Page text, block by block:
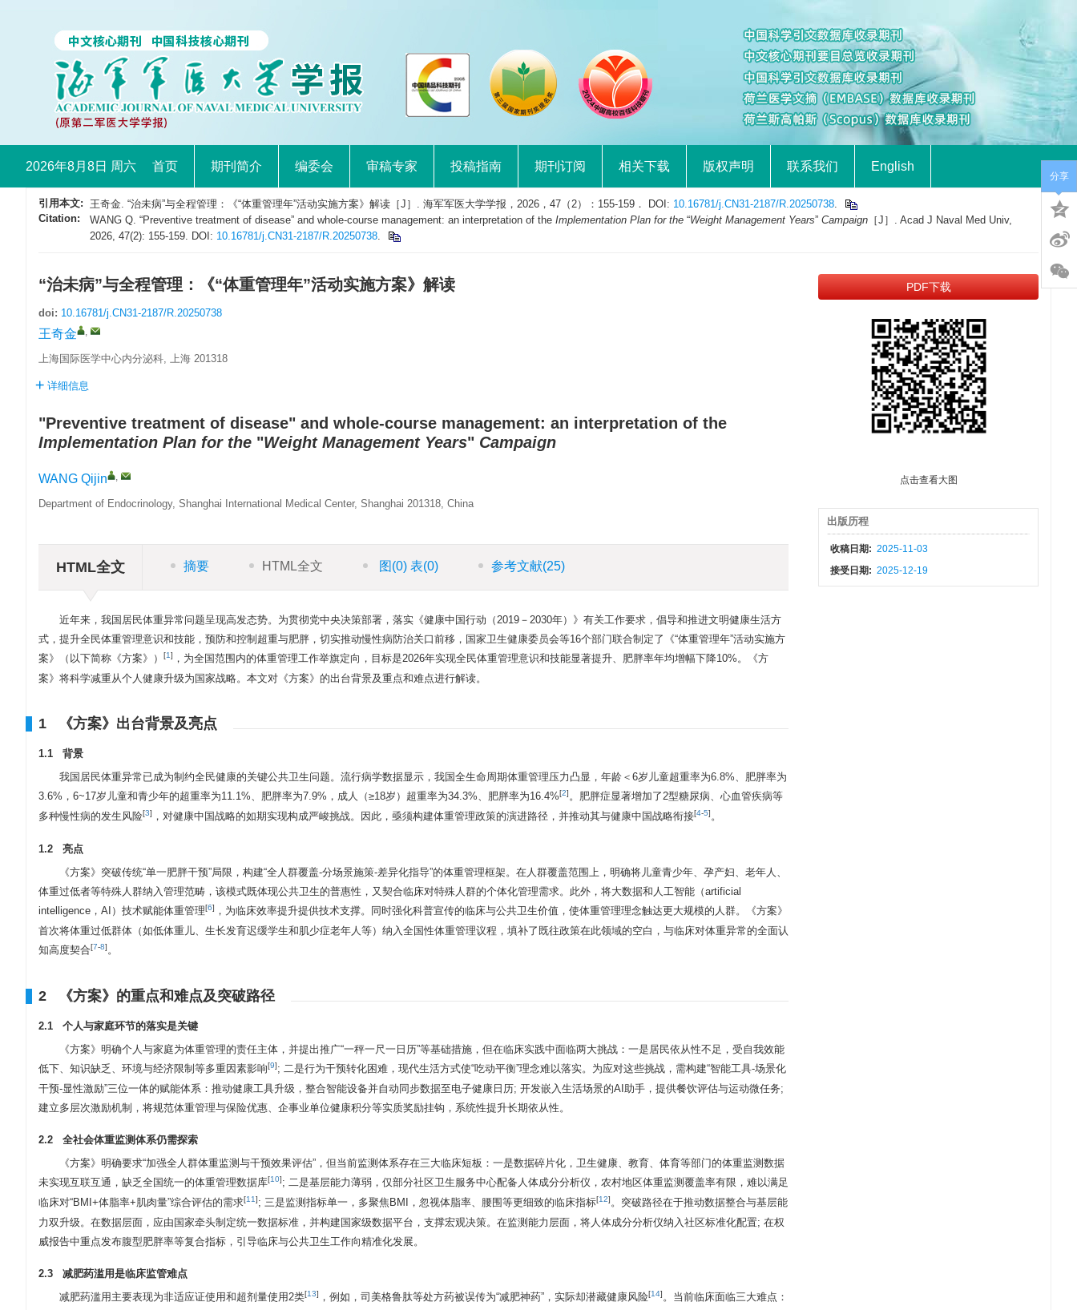
2026年8月8日 周六 首页 期刊简介 编委会 审稿专家 投稿指南 期刊订阅 相关下载 版权声明 联系我们 English
引用本文: 王奇金. “治未病”与全程管理：《“体重管理年”活动实施方案》解读［J］. 海军军医大学学报，2026，47（2）：155-159． DOI: 10.16781/j.CN31-2187/R.20250738.
Citation:
WANG Q. “Preventive treatment of disease” and whole-course management: an interpretation of the Implementation Plan for the “Weight Management Years” Campaign ［J］. Acad J Naval Med Univ,
2026, 47(2): 155-159. DOI: 10.16781/j.CN31-2187/R.20250738.
“治未病”与全程管理：《“体重管理年”活动实施方案》解读
doi: 10.16781/j.CN31-2187/R.20250738
王奇金 ,
上海国际医学中心内分泌科, 上海 201318
详细信息
"Preventive treatment of disease" and whole-course management: an interpretation of the
Implementation Plan for the "Weight Management Years" Campaign
WANG Qijin ,
Department of Endocrinology, Shanghai International Medical Center, Shanghai 201318, China
HTML全文 摘要 HTML全文 图 (0) 表(0) 参考文献(25)
近年来，我国居民体重异常问题呈现高发态势。为贯彻党中央决策部署，落实《健康中国行动（2019－2030年）》有关工作要求，倡导和推进文明健康生活方
式，提升全民体重管理意识和技能，预防和控制超重与肥胖，切实推动慢性病防治关口前移，国家卫生健康委员会等16个部门联合制定了《“体重管理年”活动实施方
案》（以下简称《方案》）
[1] ，为全国范围内的体重管理工作举旗定向，目标是2026年实现全民体重管理意识和技能显著提升、肥胖率年均增幅下降10%。《方
案》将科学减重从个人健康升级为国家战略。本文对《方案》的出台背景及重点和难点进行解读。
1 《方案》出台背景及亮点
1.1 背景
我国居民体重异常已成为制约全民健康的关键公共卫生问题。流行病学数据显示，我国全生命周期体重管理压力凸显，年龄＜6岁儿童超重率为6.8%、肥胖率为
3.6%，6~17岁儿童和青少年的超重率为11.1%、肥胖率为7.9%，成人（≥18岁）超重率为34.3%、肥胖率为16.4%[2]。肥胖症显著增加了2型糖尿病、心血管疾病等
多种慢性病的发生风险[3] ，对健康中国战略的如期实现构成严峻挑战。因此，亟须构建体重管理政策的演进路径，并推动其与健康中国战略衔接[4-5]。
1.2 亮点
《方案》突破传统“单一肥胖干预”局限，构建“全人群覆盖-分场景施策-差异化指导”的体重管理框架。在人群覆盖范围上，明确将儿童青少年、孕产妇、老年人、
体重过低者等特殊人群纳入管理范畴，该模式既体现公共卫生的普惠性，又契合临床对特殊人群的个体化管理需求。此外，将大数据和人工智能（artificial
intelligence，AI）技术赋能体重管理[6] ，为临床效率提升提供技术支撑。同时强化科普宣传的临床与公共卫生价值，使体重管理理念触达更大规模的人群。《方案》
首次将体重过低群体（如低体重儿、生长发育迟缓学生和肌少症老年人等）纳入全国性体重管理议程，填补了既往政策在此领域的空白，与临床对体重异常的全面认
知高度契合[7-8]。
2 《方案》的重点和难点及突破路径
2.1 个人与家庭环节的落实是关键
《方案》明确个人与家庭为体重管理的责任主体，并提出推广“一秤一尺一日历”等基础措施，但在临床实践中面临两大挑战：一是居民依从性不足，受自我效能
低下、知识缺乏、环境与经济限制等多重因素影响[9]; 二是行为干预转化困难，现代生活方式使“吃动平衡”理念难以落实。为应对这些挑战，需构建“智能工具-场景化
干预-显性激励”三位一体的赋能体系：推动健康工具升级，整合智能设备并自动同步数据至电子健康日历; 开发嵌入生活场景的AI助手，提供餐饮评估与运动微任务;
建立多层次激励机制，将规范体重管理与保险优惠、企事业单位健康积分等实质奖励挂钩，系统性提升长期依从性。
2.2 全社会体重监测体系仍需探索
《方案》明确要求“加强全人群体重监测与干预效果评估”，但当前监测体系存在三大临床短板：一是数据碎片化，卫生健康、教育、体育等部门的体重监测数据
未实现互联互通，缺乏全国统一的体重管理数据库[10]; 二是基层能力薄弱，仅部分社区卫生服务中心配备人体成分分析仪，农村地区体重监测覆盖率有限，难以满足
临床对“BMI+体脂率+肌肉量”综合评估的需求[11]; 三是监测指标单一，多聚焦BMI，忽视体脂率、腰围等更细致的临床指标[12]。突破路径在于推动数据整合与基层能
力双升级。在数据层面，应由国家牵头制定统一数据标准，并构建国家级数据平台，支撑宏观决策。在监测能力层面，将人体成分分析仪纳入社区标准化配置; 在权
威报告中重点发布腹型肥胖率等复合指标，引导临床与公共卫生工作向精准化发展。
2.3 减肥药滥用是临床监管难点
减肥药滥用主要表现为非适应证使用和超剂量使用2类[13] ，例如，司美格鲁肽等处方药被误传为“减肥神药”，实际却潜藏健康风险[14]。当前临床面临三大难点：
PDF下载
点击查看大图
出版历程
收稿日期: 2025-11-03
接受日期: 2025-12-19
分享